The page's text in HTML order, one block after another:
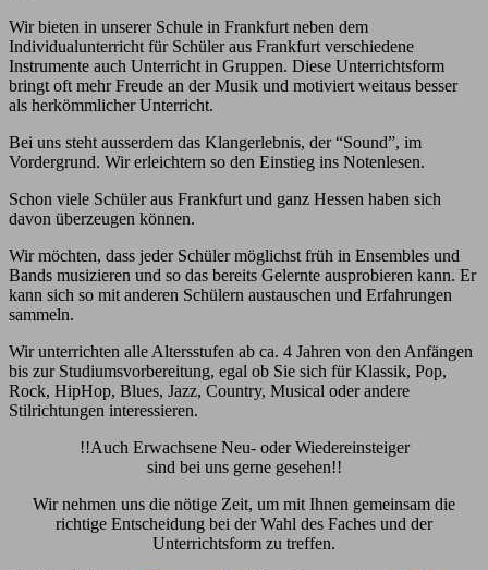
Wir bieten in unserer Schule in Frankfurt neben dem
Individualunterricht für Schüler aus Frankfurt verschiedene
Instrumente auch Unterricht in Gruppen. Diese Unterrichtsform
bringt oft mehr Freude an der Musik und motiviert weitaus besser
als herkömmlicher Unterricht.
Bei uns steht ausserdem das Klangerlebnis, der “Sound”, im
Vordergrund. Wir erleichtern so den Einstieg ins Notenlesen.
Schon viele Schüler aus Frankfurt und ganz Hessen haben sich
davon überzeugen können.
Wir möchten, dass jeder Schüler möglichst früh in Ensembles und
Bands musizieren und so das bereits Gelernte ausprobieren kann. Er
kann sich so mit anderen Schülern austauschen und Erfahrungen
sammeln.
Wir unterrichten alle Altersstufen ab ca. 4 Jahren von den Anfängen
bis zur Studiumsvorbereitung, egal ob Sie sich für Klassik, Pop,
Rock, HipHop, Blues, Jazz, Country, Musical oder andere
Stilrichtungen interessieren.
!!Auch Erwachsene Neu- oder Wiedereinsteiger
sind bei uns gerne gesehen!!
Wir nehmen uns die nötige Zeit, um mit Ihnen gemeinsam die
richtige Entscheidung bei der Wahl des Faches und der
Unterrichtsform zu treffen.